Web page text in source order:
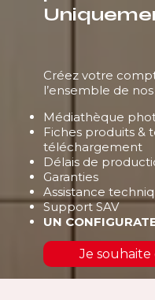
Créez votre
l’ensemble de
Médiathèque
Fiches produits &
téléchargement
Délais de
Garanties
Assistance
Support SAV
UN
Je